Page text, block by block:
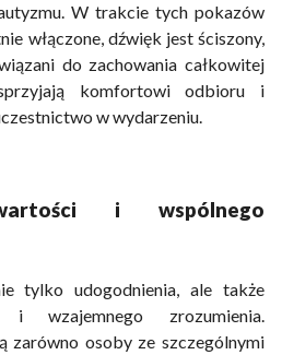
W trakcie tych pokazów
włączone, dźwięk jest ściszony,
do zachowania całkowitej
komfortowi odbioru i
w wydarzeniu.
i wspólnego
tylko udogodnienia, ale także
i wzajemnego zrozumienia.
zarówno osoby ze szczególnymi